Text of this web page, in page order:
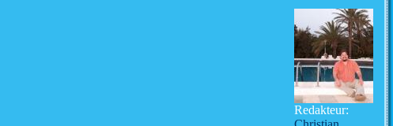
Redakteur: